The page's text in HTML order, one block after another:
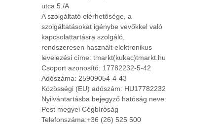
utca 5./A
A szolgáltató elérhetősége, a
szolgáltatásokat igénybe vevőkkel való
kapcsolattartásra szolgáló,
rendszeresen használt elektronikus
levelezési címe: tmarkt(kukac)tmarkt.hu
Csoport azonosító: 17782232-5-42
Adószáma: 25909054-4-43
Közösségi (EU) adószám: HU17782232
Nyilvántartásba bejegyző hatóság neve:
Pest megyei Cégbíróság
Telefonszáma:+36 (26) 525 500